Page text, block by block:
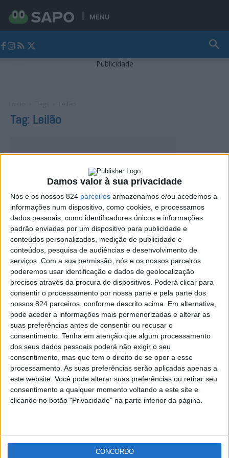
Damos valor à sua privacidade
Nós e os nossos 824 parceiros armazenamos e/ou acedemos a
informações num dispositivo, como cookies, e processamos
dados pessoais, como identificadores únicos e informações
padrão enviadas por um dispositivo para publicidade e
conteúdos personalizados, medição de publicidade e
conteúdos, pesquisa de audiências e desenvolvimento de
serviços. Com a sua permissão, nós e os nossos parceiros
poderemos usar identificação e dados de geolocalização
precisos através da procura de dispositivos. Poderá clicar para
consentir o processamento por nossa parte e pela parte dos
nossos 824 parceiros, conforme descrito acima. Em alternativa,
pode aceder a informações mais pormenorizadas e alterar as
suas preferências antes de consentir ou recusar o
consentimento. Tenha em atenção que algum processamento
dos seus dados pessoais poderá não exigir o seu
consentimento, mas que tem o direito de se opor a esse
processamento. As suas preferências serão aplicadas apenas a
este website. Você pode alterar suas preferências ou retirar seu
consentimento a qualquer momento voltando a este site e
clicando no botão "Privacidade" na parte inferior da página.
CONCORDO
MENU
Publicidade
Tag: Leilão
Leilão Anual da Coudelaria de Alter em formato
online
Redacção - 26 de Março, 2021
Publicidade
Publicidade
RSS X